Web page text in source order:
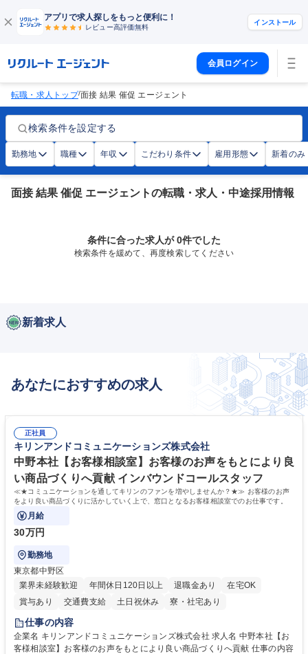
アプリで求人探しをもっと便利に！
レビュー高評価無料
インストール
会員ログイン
転職・求人トップ/面接 結果 催促 エージェント
検索条件を設定する
勤務地 職種 年収 こだわり条件 雇用形態 新着のみ
面接 結果 催促 エージェントの転職・求人・中途採用情報
条件に合った求人が 0件でした
検索条件を緩めて、再度検索してください
新着求人
あなたにおすすめの求人
正社員
キリンアンドコミュニケーションズ株式会社
中野本社【お客様相談室】お客様のお声をもとにより良
い商品づくりへ貢献 インバウンドコールスタッフ
≪★コミュニケーションを通してキリンのファンを増やしませんか？★≫ お客様のお声
をより良い商品づくりに活かしていく上で、窓口となるお客様相談室でのお仕事です。
月給
30万円
勤務地
東京都中野区
業界未経験歓迎
年間休日120日以上 退職金あり
在宅OK
賞与あり
交通費支給 土日祝休み 寮・社宅あり
仕事の内容
企業名 キリンアンドコミュニケーションズ株式会社 求人名 中野本社【お
客様相談室】お客様のお声をもとにより良い商品づくりへ貢献 仕事の内容